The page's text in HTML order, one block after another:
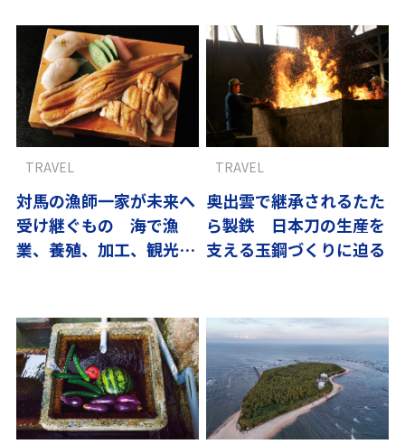
対馬の漁師一家が未来へ
受け継ぐもの 海で漁
業、養殖、加工、観光、
TRAVEL
奥出雲で継承されるたた
ら製鉄 日本刀の生産を
支える玉鋼づくりに迫る
TRAVEL